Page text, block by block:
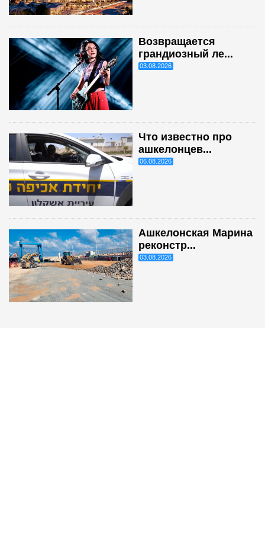
Возвращается
грандиозный ле...
03.08.2026
Что известно про
ашкелонцев...
06.08.2026
Ашкелонская Марина
реконстр...
03.08.2026